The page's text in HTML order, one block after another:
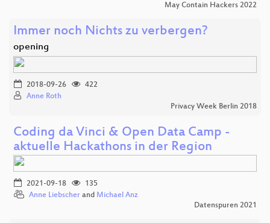
May Contain Hackers 2022
Immer noch Nichts zu verbergen?
opening
2018-09-26
422
Anne Roth
Privacy Week Berlin 2018
Coding da Vinci & Open Data Camp -
aktuelle Hackathons in der Region
2021-09-18
135
Anne Liebscher and Michael Anz
Datenspuren 2021